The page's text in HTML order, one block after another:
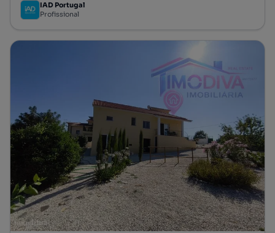
IAD Portugal
Profissional